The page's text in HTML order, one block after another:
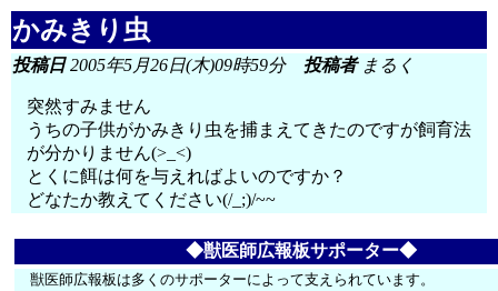
かみきり虫
投稿日2005年5月26日(木)09時59分 投稿者まるく
突然すみません
うちの子供がかみきり虫を捕まえてきたのですが飼育法
が分かりません(>_<)
とくに餌は何を与えればよいのですか？
どなたか教えてください(/_;)/~~
◆獣医師広報板サポーター◆
獣医師広報板は多くのサポーターによって支えられています。